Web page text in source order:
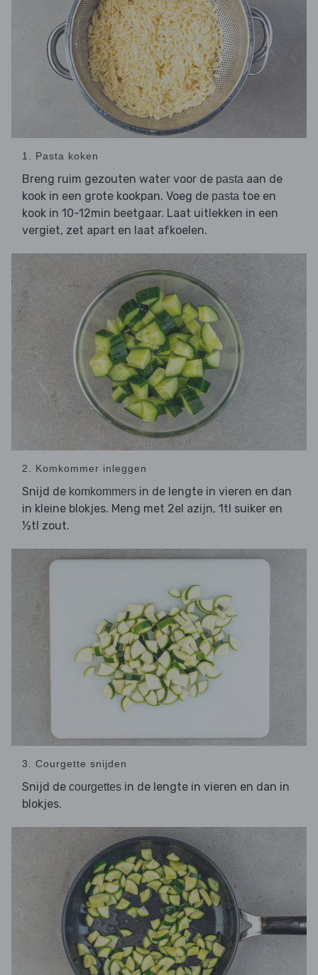
1. Pasta koken
Breng ruim gezouten water voor de pasta aan de
kook in een grote kookpan. Voeg de pasta toe en
kook in 10-12min beetgaar. Laat uitlekken in een
vergiet, zet apart en laat afkoelen.
2. Komkommer inleggen
Snijd de komkommers in de lengte in vieren en dan
in kleine blokjes. Meng met 2el azijn, 1tl suiker en
½tl zout.
3. Courgette snijden
Snijd de courgettes in de lengte in vieren en dan in
blokjes.